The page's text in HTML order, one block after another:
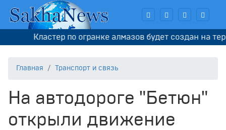
Кластер по огранке алмазов будет создан на
Главная Транспорт и связь
На автодороге "Бетюн"
открыли движение